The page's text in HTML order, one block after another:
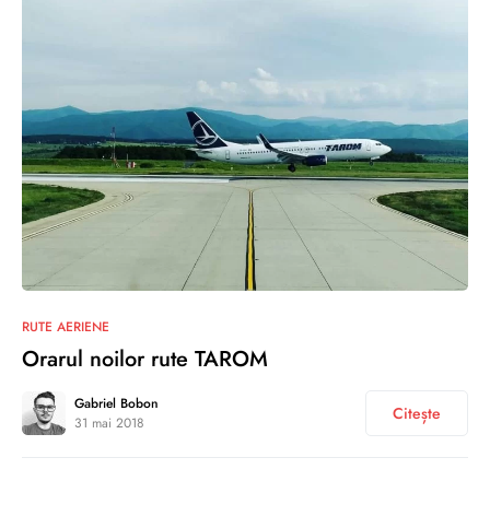
RUTE AERIENE
Orarul noilor rute TAROM
Gabriel Bobon
31 mai 2018
Citește